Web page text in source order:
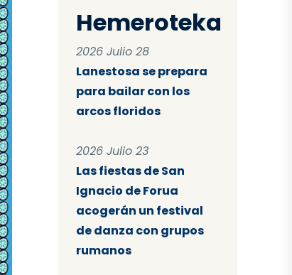
Hemeroteka
2026 Julio 28
Lanestosa se prepara
para bailar con los
arcos floridos
2026 Julio 23
Las fiestas de San
Ignacio de Forua
acogerán un festival
de danza con grupos
rumanos